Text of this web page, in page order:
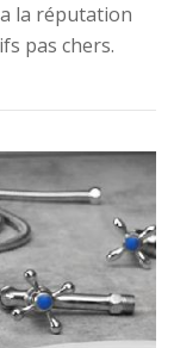
la réputation
pas chers.